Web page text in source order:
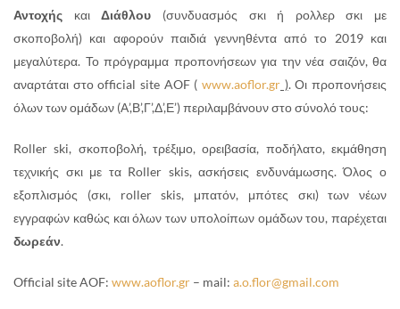
Αντοχής καιΔιάθλου (συνδυασμός σκι ή ρολλερ σκι με
σκοποβολή) και αφορούν παιδιά γεννηθέντα από το 2019 και
μεγαλύτερα. Το πρόγραμμα προπονήσεων για την νέα σαιζόν, θα
αναρτάται στο official site AOF ( www.aoflor.gr ). Οι προπονήσεις
όλων των ομάδων (Α’,Β’,Γ’,Δ’,Ε’) περιλαμβάνουν στο σύνολό τους:
Roller ski, σκοποβολή, τρέξιμο, ορειβασία, ποδήλατο, εκμάθηση
τεχνικής σκι με τα Roller skis, ασκήσεις ενδυνάμωσης. Όλος ο
εξοπλισμός (σκι, roller skis, μπατόν, μπότες σκι) των νέων
εγγραφών καθώς και όλων των υπολοίπων ομάδων του, παρέχεται
δωρεάν.
Official site AOF: www.aoflor.gr – mail: a.o.flor@gmail.com